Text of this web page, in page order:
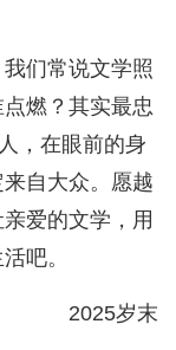
们常说文学照
燃？其实最忠
，在眼前的身
自大众。愿越
爱的文学，用
吧。
2025岁末